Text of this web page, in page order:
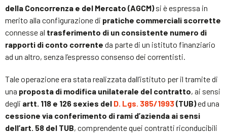
della Concorrenza e del Mercato (AGCM)si è espressa in
merito alla configurazione di pratiche commerciali scorrette
connesse al trasferimento di un consistente numero di
rapporti di conto corrente da parte di un istituto finanziario
ad un altro, senza l’espresso consenso dei correntisti.
Tale operazione era stata realizzata dall’istituto per il tramite di
una proposta di modifica unilaterale del contratto, ai sensi
degli artt. 118 e 126 sexies del D. Lgs. 385/1993(TUB)ed una
cessione via conferimento di rami d’azienda ai sensi
dell’art. 58 del TUB, comprendente quei contratti riconducibili